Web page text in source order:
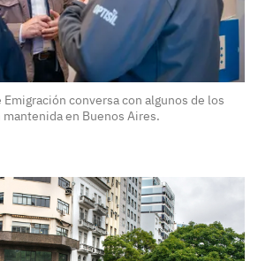
conversa con algunos de los
en Buenos Aires.